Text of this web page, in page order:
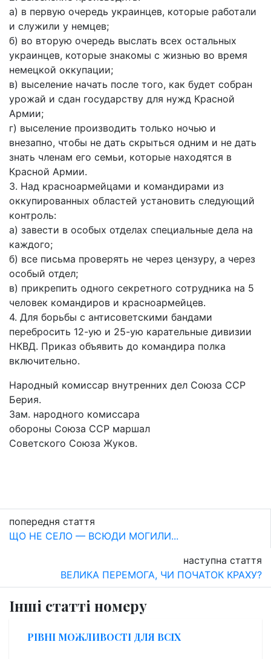
а) в первую очередь украинцев, которые работали
и служили у немцев;
б) во вторую очередь выслать всех остальных
украинцев, которые знакомы с жизнью во время
немецкой оккупации;
в) выселение начать после того, как будет собран
урожай и сдан государству для нужд Красной
Армии;
г) выселение производить только ночью и
внезапно, чтобы не дать скрыться одним и не дать
знать членам его семьи, которые находятся в
Красной Армии.
3. Над красноармейцами и командирами из
оккупированных областей установить следующий
контроль:
а) завести в особых отделах специальные дела на
каждого;
б) все письма проверять не через цензуру, а через
особый отдел;
в) прикрепить одного секретного сотрудника на 5
человек командиров и красноармейцев.
4. Для борьбы с антисоветскими бандами
перебросить 12-ую и 25-ую карательные дивизии
НКВД. Приказ объявить до командира полка
включительно.
Народный комиссар внутренних дел Союза ССР
Берия.
Зам. народного комиссара
обороны Союза ССР маршал
Советского Союза Жуков.
попередня стаття
ЩО НЕ СЕЛО — ВСЮДИ МОГИЛИ...
наступна стаття
ВЕЛИКА ПЕРЕМОГА, ЧИ ПОЧАТОК КРАХУ?
Інші статті номеру
РІВНІ МОЖЛИВОСТІ ДЛЯ ВСІХ